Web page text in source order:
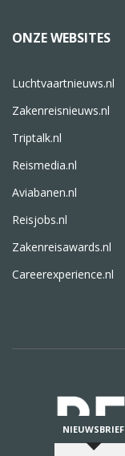
ONZE WEBSITES
Luchtvaartnieuws.nl
Zakenreisnieuws.nl
Triptalk.nl
Reismedia.nl
Aviabanen.nl
Reisjobs.nl
Zakenreisawards.nl
Careerexperience.nl
NIEUWSBRIEF